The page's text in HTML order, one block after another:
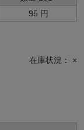
95 円
在庫状況： ×